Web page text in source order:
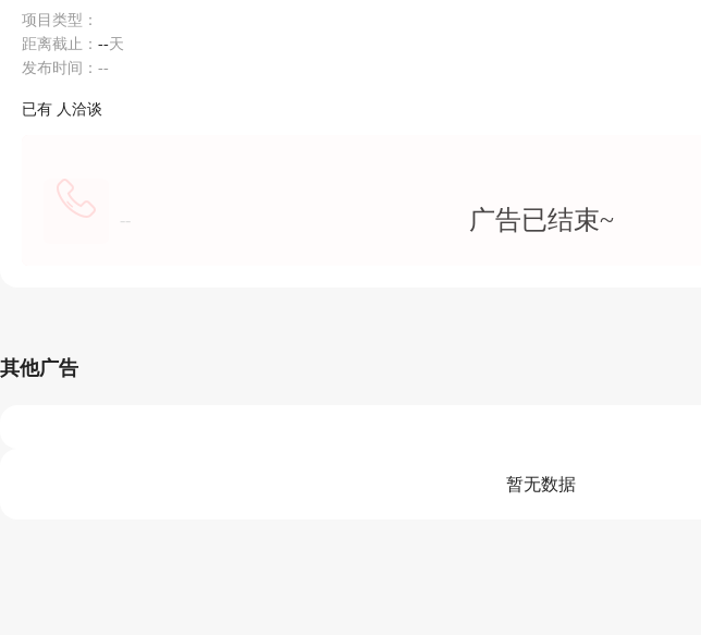
项目类型：
距离截止： --天
发布时间：--
已有 人洽谈
-- 广告已结束~
其他广告
暂无数据